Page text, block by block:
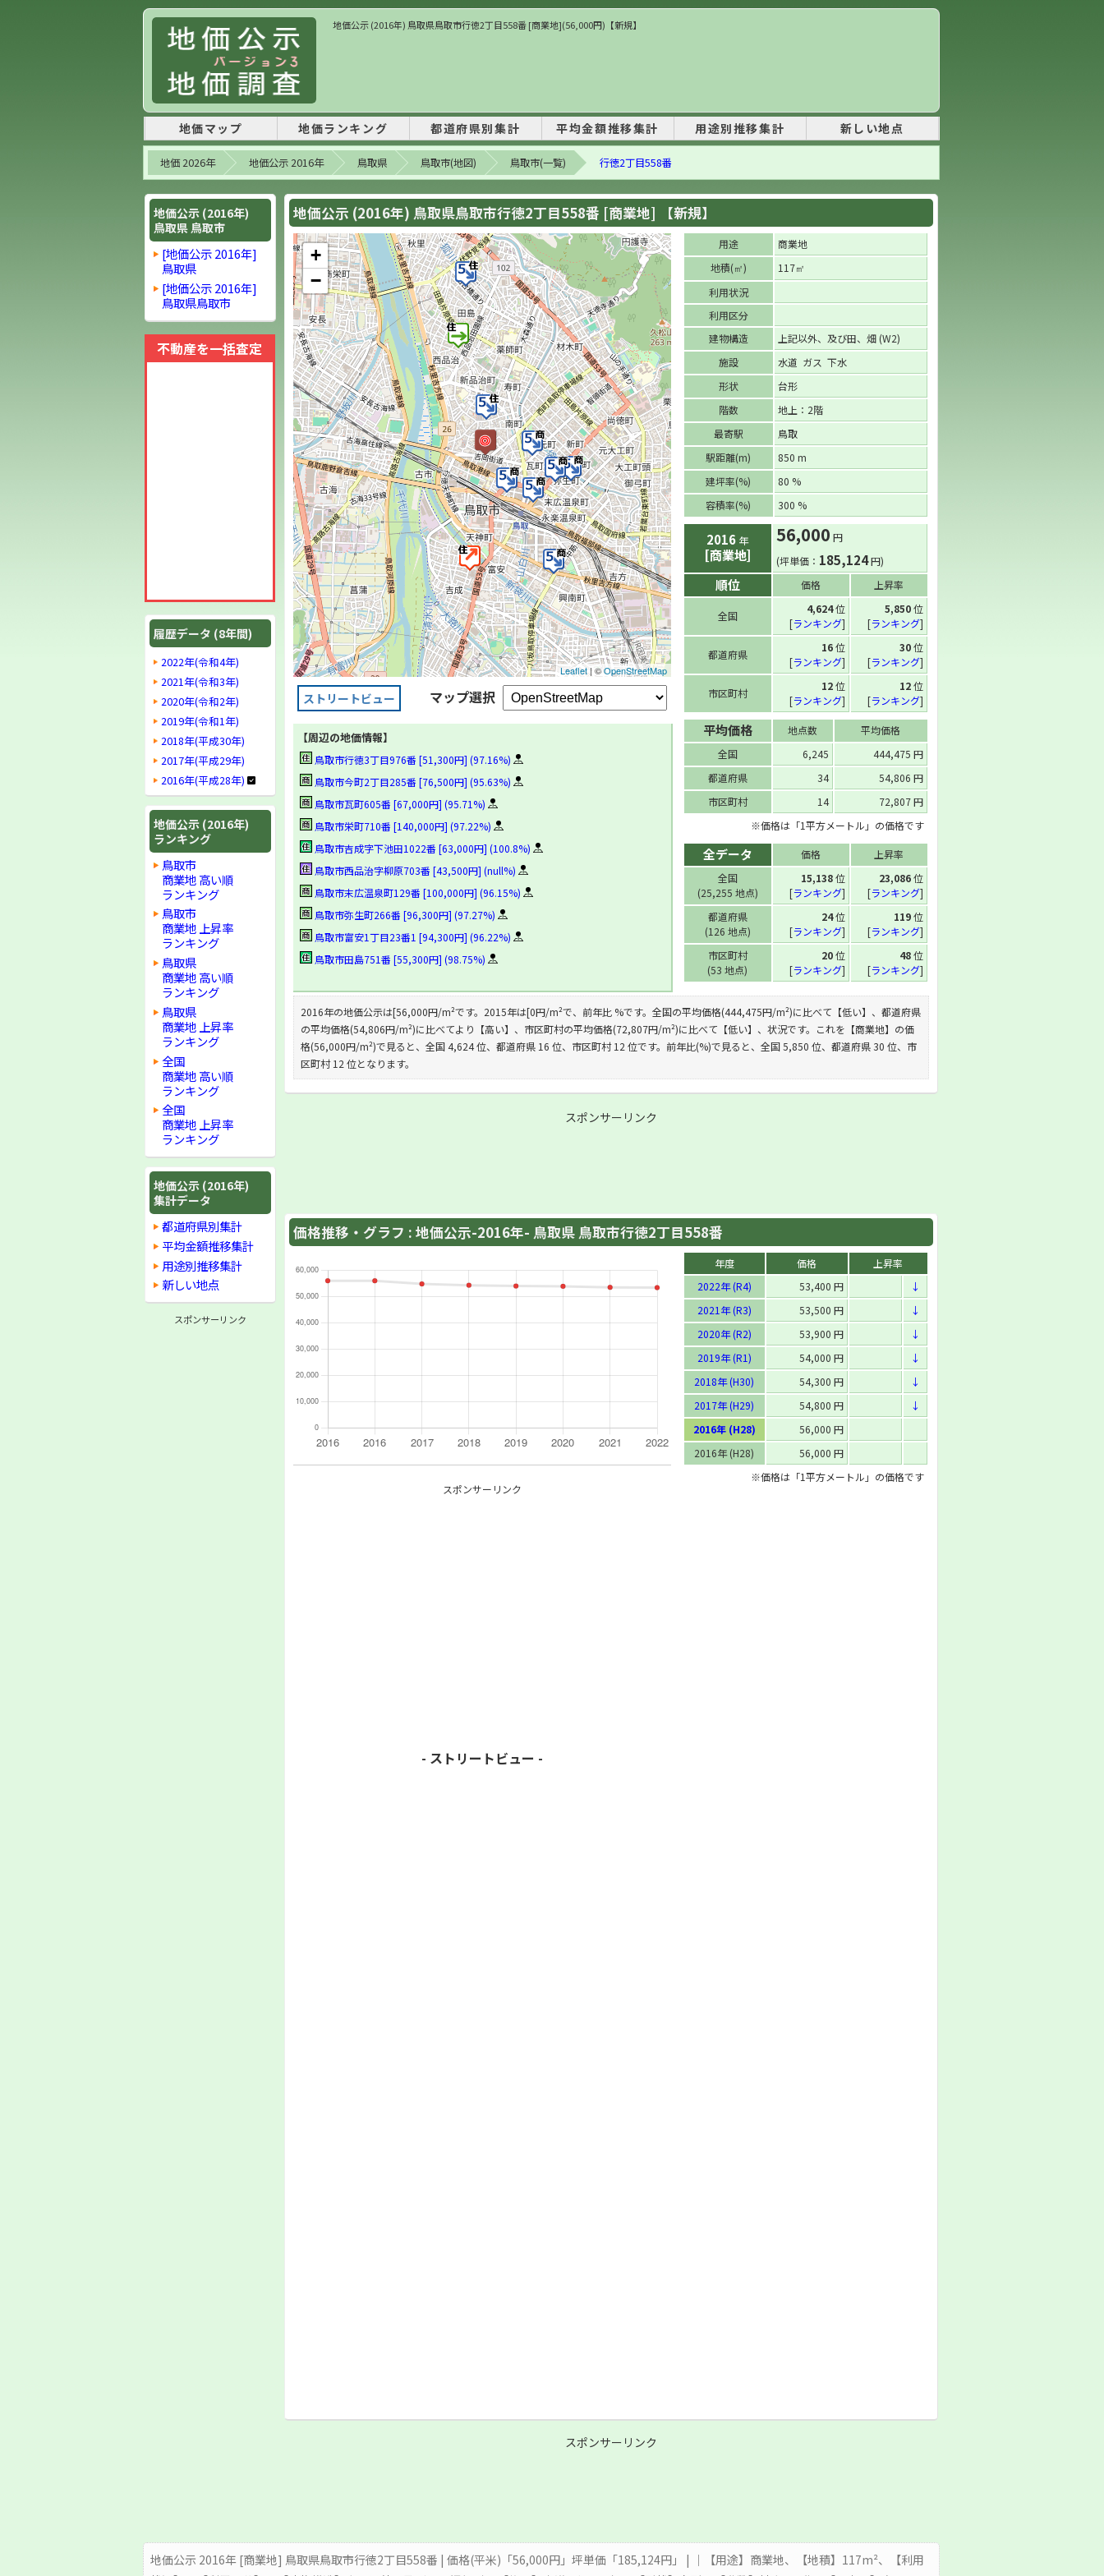
地価公示 (2016年) 鳥取県鳥取市行徳2丁目558番 [商業地](56,000円)【新規】
地価マップ 地価ランキング 都道府県別集計 平均金額推移集計 用途別推移集計 新しい地点
地価 2026年 地価公示 2016年 鳥取県 鳥取市(地図) 鳥取市(一覧) 行徳2丁目558番
地価公示 (2016年) 鳥取県鳥取市行徳2丁目558番 [商業地] 【新規】
+
−
Leaflet| ©OpenStreetMap
ストリートビュー マップ選択
【周辺の地価情報】
鳥取市行徳3丁目976番 [51,300円] (97.16%)
鳥取市今町2丁目285番 [76,500円] (95.63%)
鳥取市瓦町605番 [67,000円] (95.71%)
鳥取市栄町710番 [140,000円] (97.22%)
鳥取市吉成字下池田1022番 [63,000円] (100.8%)
鳥取市西品治字柳原703番 [43,500円] (null%)
鳥取市末広温泉町129番 [100,000円] (96.15%)
鳥取市弥生町266番 [96,300円] (97.27%)
鳥取市富安1丁目23番1 [94,300円] (96.22%)
鳥取市田島751番 [55,300円] (98.75%)
用途
商業地
地積(㎡) 117㎡
利用状況
利用区分
建物構造
上記以外、及び田、畑 (W2)
施設
水道 ガス 下水
形状
台形
階数
地上：2階
最寄駅
鳥取
駅距離(m)
850 m
建坪率(%)
80 %
容積率(%)
300 %
2016 年
[商業地]
56,000 円
(坪単価： 185,124円)
順位 価格 上昇率
全国
4,624位
[ランキング]
5,850位
[ランキング]
都道府県
16位
[ランキング]
30位
[ランキング]
市区町村
12位
[ランキング]
12位
[ランキング]
平均価格 地点数
平均価格
全国
6,245
444,475 円
都道府県
34
54,806 円
市区町村
14
72,807 円
※価格は「1平方メートル」の価格です
全データ 価格
上昇率
全国
(25,255 地点)
15,138位
[ランキング]
23,086位
[ランキング]
都道府県
(126 地点)
24位
[ランキング]
119位
[ランキング]
市区町村
(53 地点)
20位
[ランキング]
48位
[ランキング]
2016年の地価公示は[56,000円/m²です。2015年は[0円/m²で、前年比 %です。全国の平均価格(444,475円/m²)に比べて【低い】、都道府県
の平均価格(54,806円/m²)に比べてより【高い】、市区町村の平均価格(72,807円/m²)に比べて【低い】、状況です。これを【商業地】の価
格(56,000円/m²)で見ると、全国 4,624 位、都道府県 16 位、市区町村 12 位です。前年比(%)で見ると、全国 5,850 位、都道府県 30 位、市
区町村 12 位となります。
スポンサーリンク
価格推移・グラフ : 地価公示-2016年- 鳥取県 鳥取市行徳2丁目558番
スポンサーリンク
- ストリートビュー -
年度 価格
上昇率
2022年 (R4)
53,400 円
↓
2021年 (R3)
53,500 円
↓
2020年 (R2)
53,900 円
↓
2019年 (R1)
54,000 円
↓
2018年 (H30)
54,300 円
↓
2017年 (H29)
54,800 円
↓
2016年 (H28)
56,000 円
2016年 (H28)
56,000 円
※価格は「1平方メートル」の価格です
スポンサーリンク
地価公示 (2016年)
鳥取県 鳥取市
[地価公示 2016年]
鳥取県
[地価公示 2016年]
鳥取県鳥取市
不動産を一括査定
履歴データ (8年間)
2022年(令和4年)
2021年(令和3年)
2020年(令和2年)
2019年(令和1年)
2018年(平成30年)
2017年(平成29年)
2016年(平成28年)
地価公示 (2016年)
ランキング
鳥取市
商業地 高い順
ランキング
鳥取市
商業地 上昇率
ランキング
鳥取県
商業地 高い順
ランキング
鳥取県
商業地 上昇率
ランキング
全国
商業地 高い順
ランキング
全国
商業地 上昇率
ランキング
地価公示 (2016年)
集計データ
都道府県別集計
平均金額推移集計
用途別推移集計
新しい地点
スポンサーリンク
地価公示 2016年 [商業地] 鳥取県鳥取市行徳2丁目558番 | 価格(平米)「56,000円」坪単価「185,124円」 | ｜【用途】商業地、【地積】117m²、【利用